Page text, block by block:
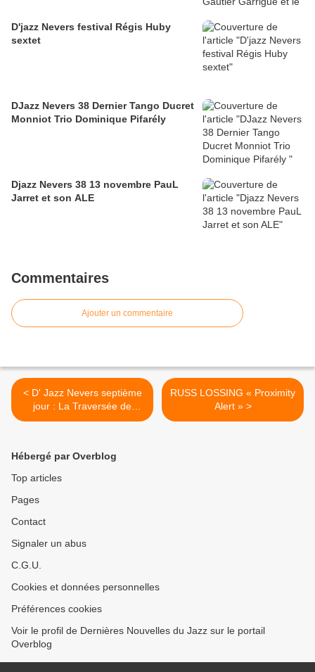
D'jazz Nevers festival Régis Huby
sextet
DJazz Nevers 38 Dernier Tango Ducret
Monniot Trio Dominique Pifarély
Djazz Nevers 38 13 novembre PauL
Jarret et son ALE
Commentaires
Ajouter un commentaire
< D' Jazz Nevers septième
jour : La Traversée de
Gautier Garrigue et le Kris
RUSS LOSSING « Proximity
Alert » >
Hébergé par Overblog
Top articles
Pages
Contact
Signaler un abus
C.G.U.
Cookies et données personnelles
Préférences cookies
Voir le profil de Dernières Nouvelles du Jazz sur le portail
Overblog